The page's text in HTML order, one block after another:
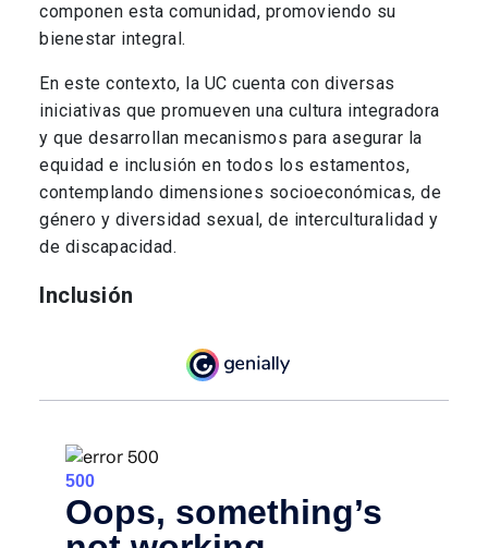
componen esta comunidad, promoviendo su
bienestar integral.
En este contexto, la UC cuenta con diversas
iniciativas que promueven una cultura integradora
y que desarrollan mecanismos para asegurar la
equidad e inclusión en todos los estamentos,
contemplando dimensiones socioeconómicas, de
género y diversidad sexual, de interculturalidad y
de discapacidad.
Inclusión